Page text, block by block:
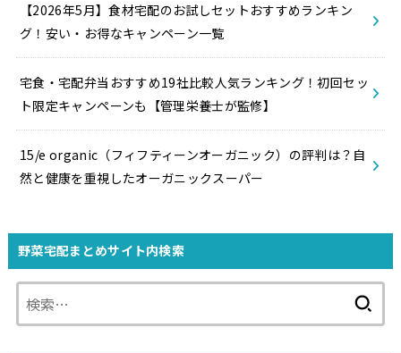
【2026年5月】食材宅配のお試しセットおすすめランキン
グ！安い・お得なキャンペーン一覧
宅食・宅配弁当おすすめ19社比較人気ランキング！初回セッ
ト限定キャンペーンも【管理栄養士が監修】
15/e organic（フィフティーンオーガニック）の評判は？自
然と健康を重視したオーガニックスーパー
野菜宅配まとめサイト内検索